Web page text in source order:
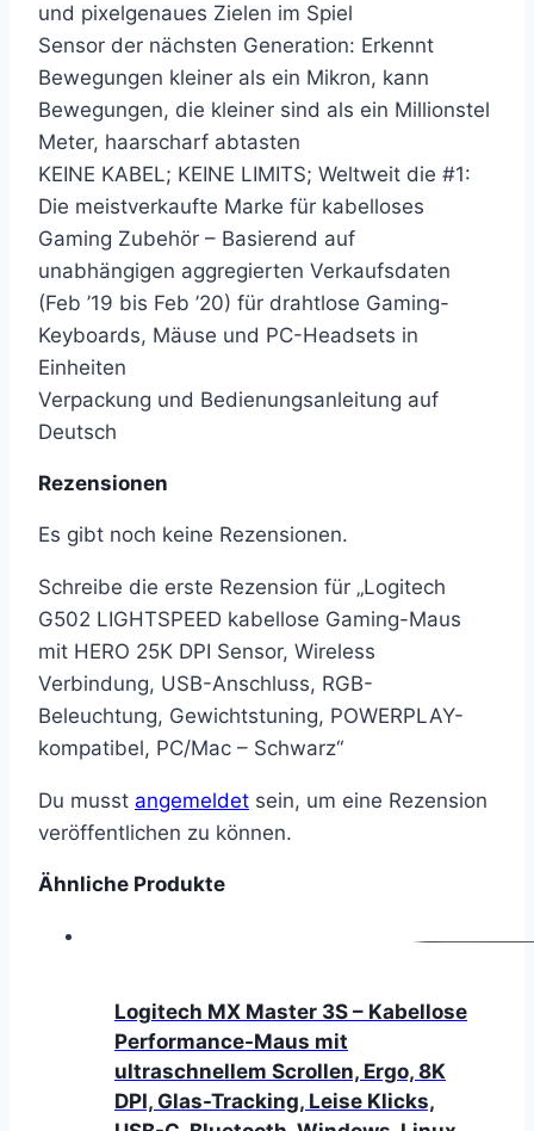
und pixelgenaues Zielen im Spiel
Sensor der nächsten Generation: Erkennt
Bewegungen kleiner als ein Mikron, kann
Bewegungen, die kleiner sind als ein Millionstel
Meter, haarscharf abtasten
KEINE KABEL; KEINE LIMITS; Weltweit die #1:
Die meistverkaufte Marke für kabelloses
Gaming Zubehör – Basierend auf
unabhängigen aggregierten Verkaufsdaten
(Feb ’19 bis Feb ’20) für drahtlose Gaming-
Keyboards, Mäuse und PC-Headsets in
Einheiten
Verpackung und Bedienungsanleitung auf
Deutsch
Rezensionen
Es gibt noch keine Rezensionen.
Schreibe die erste Rezension für „Logitech
G502 LIGHTSPEED kabellose Gaming-Maus
mit HERO 25K DPI Sensor, Wireless
Verbindung, USB-Anschluss, RGB-
Beleuchtung, Gewichtstuning, POWERPLAY-
kompatibel, PC/Mac – Schwarz“
Du musst angemeldet sein, um eine Rezension
veröffentlichen zu können.
Ähnliche Produkte
Logitech MX Master 3S – Kabellose
Performance-Maus mit
ultraschnellem Scrollen, Ergo, 8K
DPI, Glas-Tracking, Leise Klicks,